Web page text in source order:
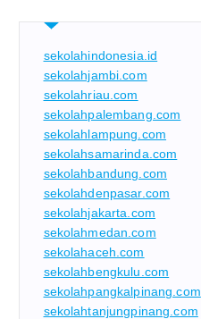
sekolahindonesia.id
sekolahjambi.com
sekolahriau.com
sekolahpalembang.com
sekolahlampung.com
sekolahsamarinda.com
sekolahbandung.com
sekolahdenpasar.com
sekolahjakarta.com
sekolahmedan.com
sekolahaceh.com
sekolahbengkulu.com
sekolahpangkalpinang.com
sekolahtanjungpinang.com